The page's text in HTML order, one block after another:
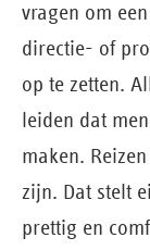
vragen om
directie- of
op te zetten.
leiden dat
maken.
zijn. Dat stelt
prettig en